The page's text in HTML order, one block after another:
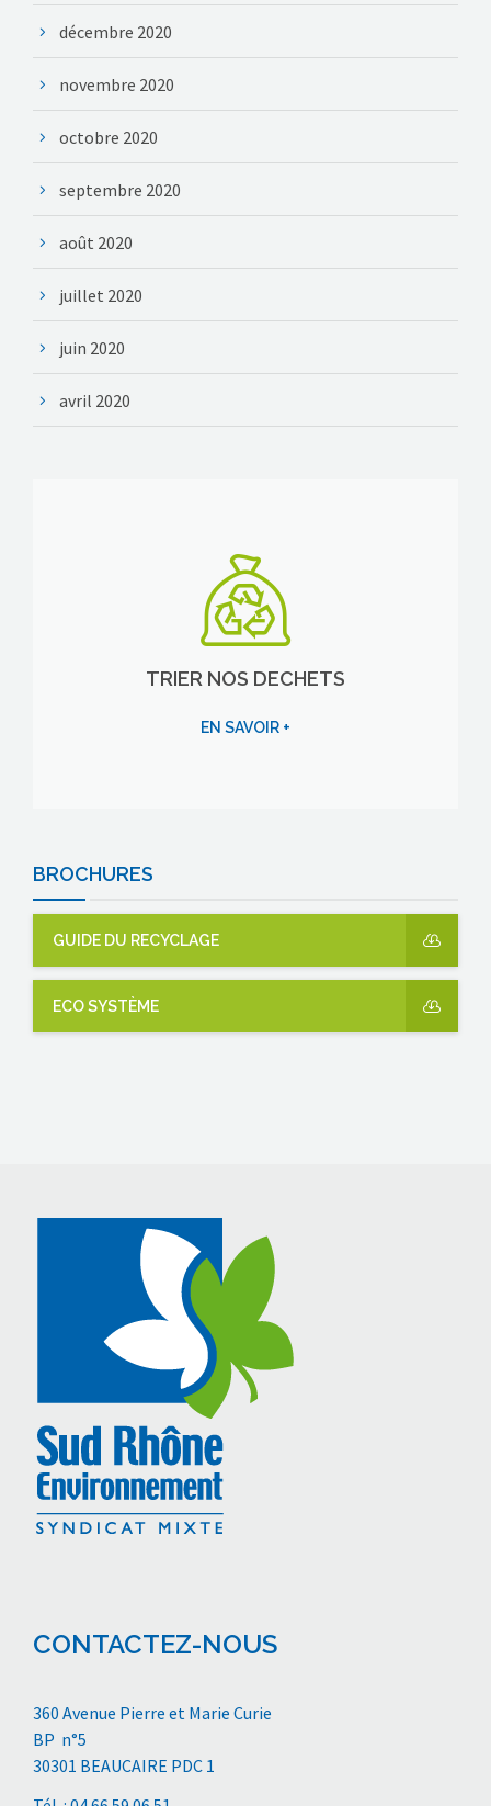
décembre 2020
novembre 2020
octobre 2020
septembre 2020
août 2020
juillet 2020
juin 2020
avril 2020
TRIER NOS DECHETS
EN SAVOIR +
BROCHURES
GUIDE DU RECYCLAGE
ECO SYSTÈME
CONTACTEZ-NOUS
360 Avenue Pierre et Marie Curie
BP n°5
30301 BEAUCAIRE PDC 1